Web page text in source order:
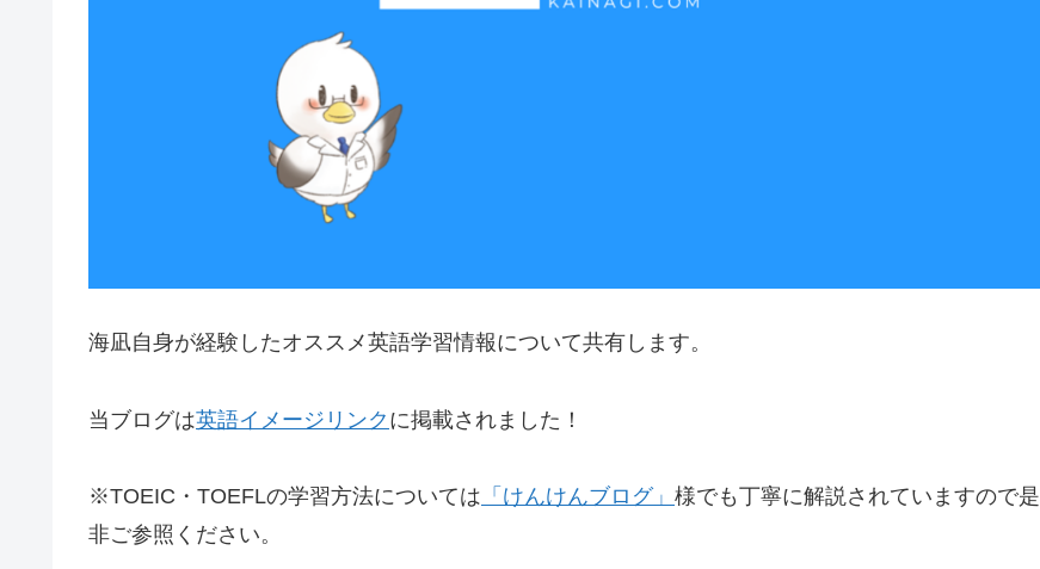
海凪自身が経験したオススメ英語学習情報について共有します。
当ブログは英語イメージリンク に掲載されました！
※TOEIC・TOEFLの学習方法については 「けんけんブログ」 様でも丁寧に解説されていますので是
非ご参照ください。